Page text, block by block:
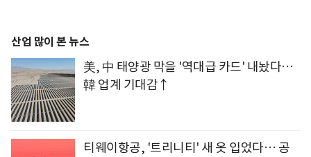
산업 많이 본 뉴스
美, 中 태양광 막을 '역대급 카드' 내놨다…
韓 업계 기대감↑
티웨이항공, '트리니티' 새 옷 입었다… 공